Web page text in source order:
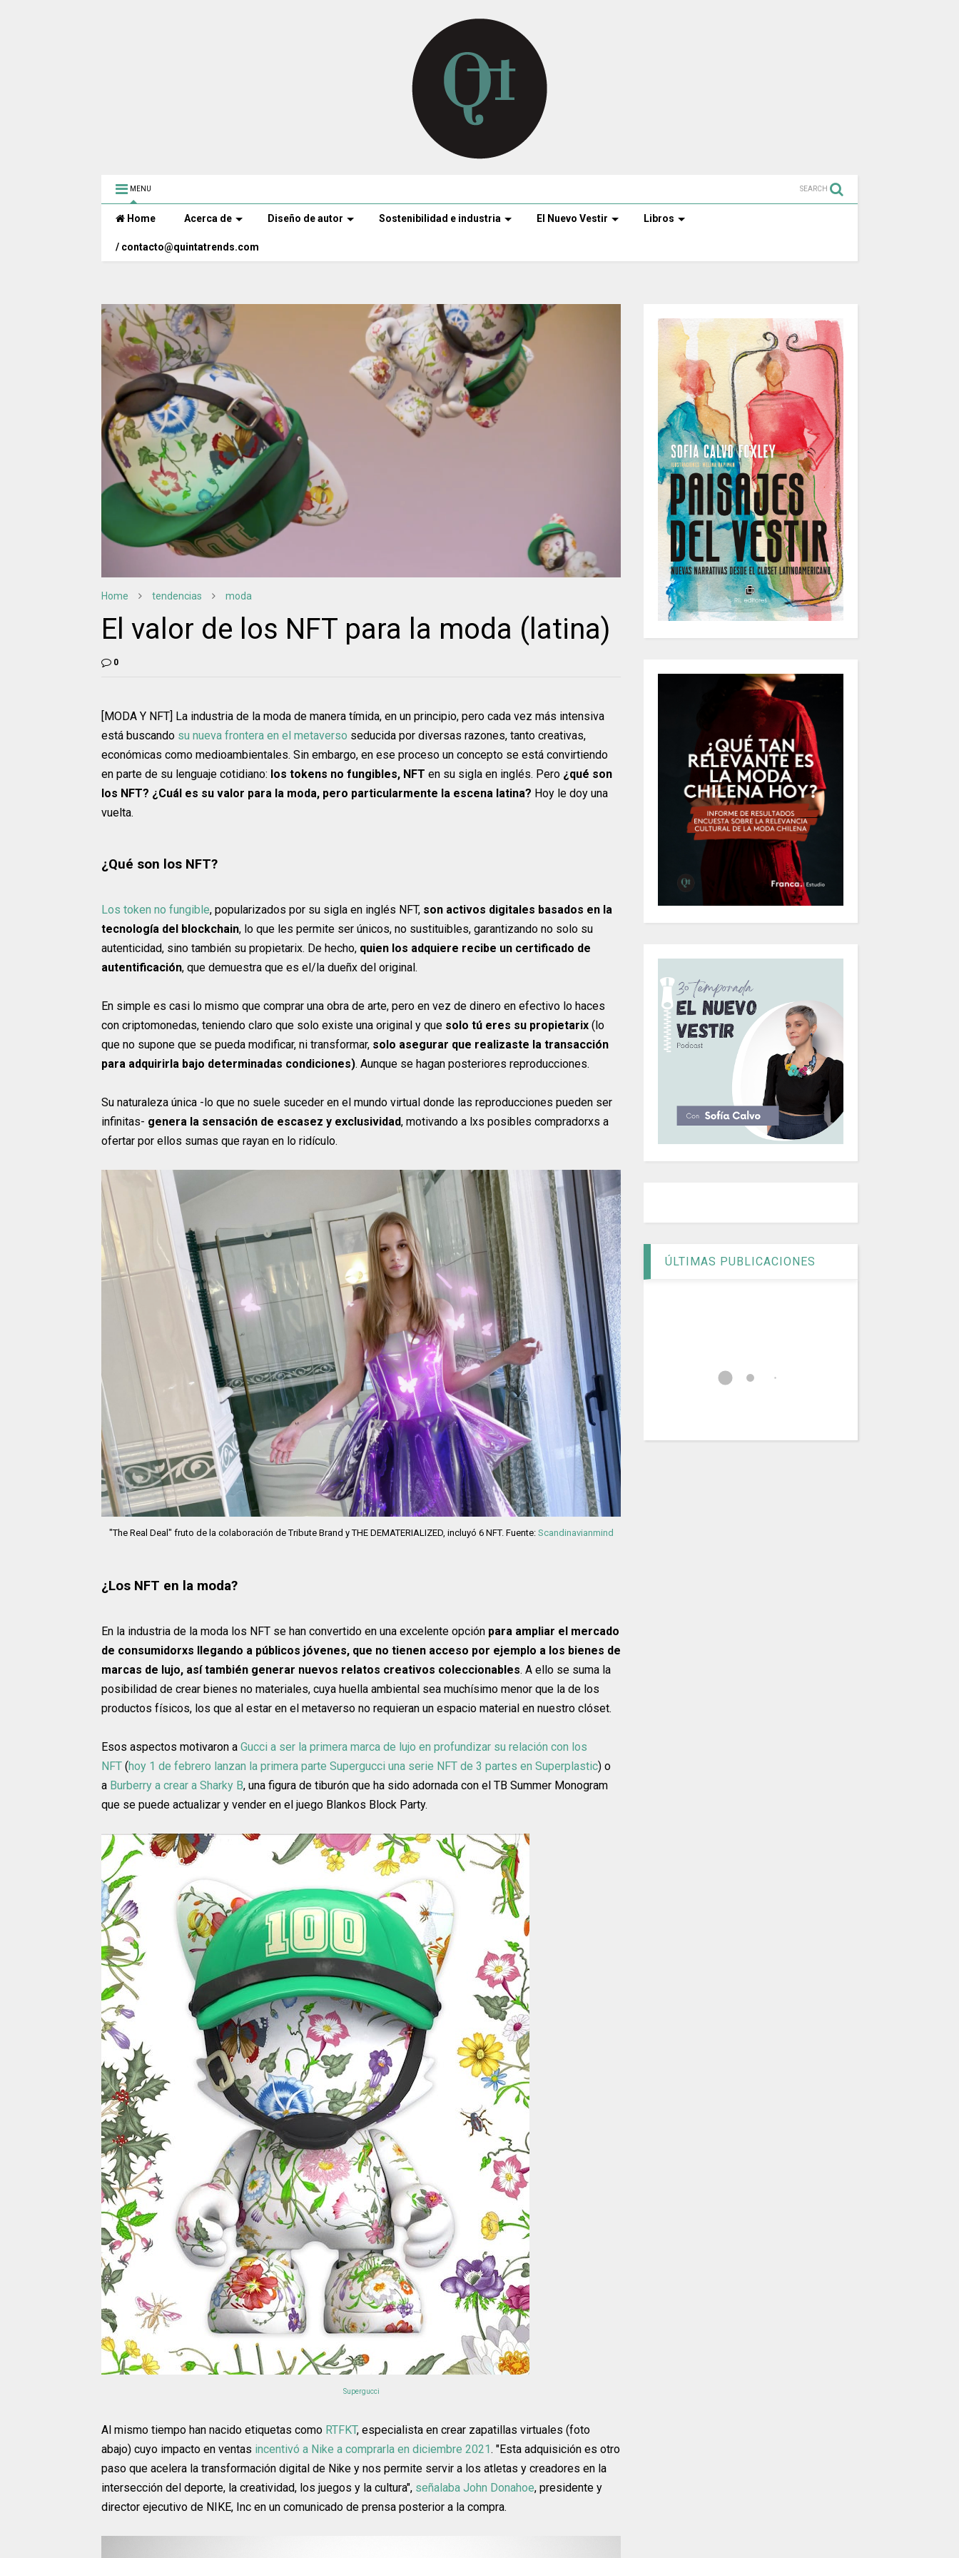
MENU SEARCH
Home Acerca de Diseño de autor Sostenibilidad e industria El Nuevo Vestir Libros
/ contacto@quintatrends.com
Home tendencias moda
El valor de los NFT para la moda (latina)
0
[MODA Y NFT] La industria de la moda de manera tímida, en un principio, pero cada vez más intensiva
está buscando su nueva frontera en el metaverso seducida por diversas razones, tanto creativas,
económicas como medioambientales. Sin embargo, en ese proceso un concepto se está convirtiendo
en parte de su lenguaje cotidiano: los tokens no fungibles, NFT en su sigla en inglés. Pero ¿qué son
los NFT? ¿Cuál es su valor para la moda, pero particularmente la escena latina? Hoy le doy una
vuelta.
¿Qué son los NFT?
Los token no fungible, popularizados por su sigla en inglés NFT, son activos digitales basados en la
tecnología del blockchain, lo que les permite ser únicos, no sustituibles, garantizando no solo su
autenticidad, sino también su propietarix. De hecho, quien los adquiere recibe un certificado de
autentificación, que demuestra que es el/la dueñx del original.
En simple es casi lo mismo que comprar una obra de arte, pero en vez de dinero en efectivo lo haces
con criptomonedas, teniendo claro que solo existe una original y que solo tú eres su propietarix (lo
que no supone que se pueda modificar, ni transformar, solo asegurar que realizaste la transacción
para adquirirla bajo determinadas condiciones). Aunque se hagan posteriores reproducciones.
Su naturaleza única -lo que no suele suceder en el mundo virtual donde las reproducciones pueden ser
infinitas- genera la sensación de escasez y exclusividad, motivando a lxs posibles compradorxs a
ofertar por ellos sumas que rayan en lo ridículo.
"The Real Deal" fruto de la colaboración de Tribute Brand y THE DEMATERIALIZED, incluyó 6 NFT. Fuente: Scandinavianmind
¿Los NFT en la moda?
En la industria de la moda los NFT se han convertido en una excelente opción para ampliar el mercado
de consumidorxs llegando a públicos jóvenes, que no tienen acceso por ejemplo a los bienes de
marcas de lujo, así también generar nuevos relatos creativos coleccionables. A ello se suma la
posibilidad de crear bienes no materiales, cuya huella ambiental sea muchísimo menor que la de los
productos físicos, los que al estar en el metaverso no requieran un espacio material en nuestro clóset.
Esos aspectos motivaron a Gucci a ser la primera marca de lujo en profundizar su relación con los
NFT (hoy 1 de febrero lanzan la primera parte Supergucci una serie NFT de 3 partes en Superplastic) o
a Burberry a crear a Sharky B, una figura de tiburón que ha sido adornada con el TB Summer Monogram
que se puede actualizar y vender en el juego Blankos Block Party.
Supergucci
Al mismo tiempo han nacido etiquetas como RTFKT, especialista en crear zapatillas virtuales (foto
abajo) cuyo impacto en ventas incentivó a Nike a comprarla en diciembre 2021. "Esta adquisición es otro
paso que acelera la transformación digital de Nike y nos permite servir a los atletas y creadores en la
intersección del deporte, la creatividad, los juegos y la cultura", señalaba John Donahoe, presidente y
director ejecutivo de NIKE, Inc en un comunicado de prensa posterior a la compra.
ÚLTIMAS PUBLICACIONES